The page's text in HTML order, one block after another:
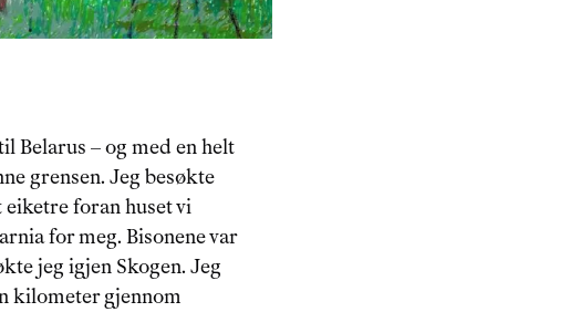
Belarus – og med en helt
grensen. Jeg besøkte
eiketre foran huset vi
for meg. Bisonene var
jeg igjen Skogen. Jeg
kilometer gjennom